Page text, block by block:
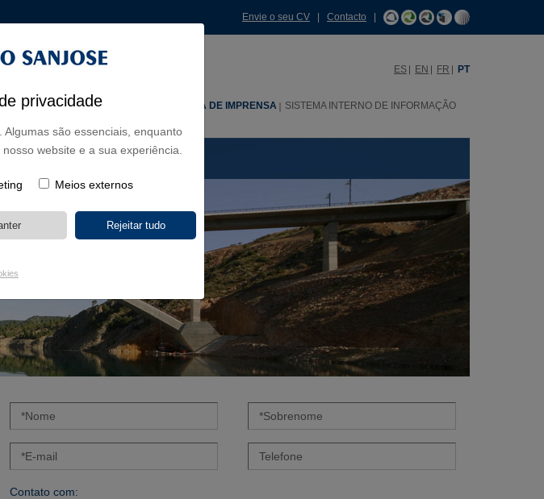
privacidade
são essenciais, enquanto
website e a sua experiência.
Meios externos
Envie o seu CV Contacto
ES EN FR PT
INOVAÇÃO SALA DE IMPRENSA SISTEMA INTERNO DE INFORMAÇÃO
Contato com: